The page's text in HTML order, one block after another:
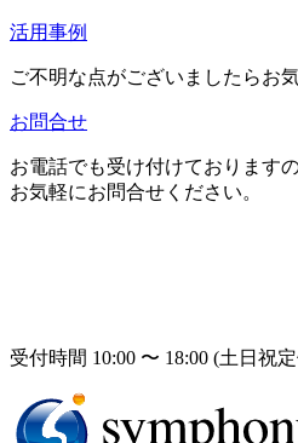
活用事例
ご不明な点がございましたらお
お問合せ
お電話でも受け付けておりますの
お気軽にお問合せください。
受付時間 10:00 〜 18:00 (土日祝